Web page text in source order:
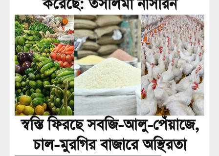
করেছে: তসলিমা নাসরিন
স্বস্তি ফিরছে সবজি-আলু-পেঁয়াজে,
চাল-মুরগির বাজারে অস্থিরতা